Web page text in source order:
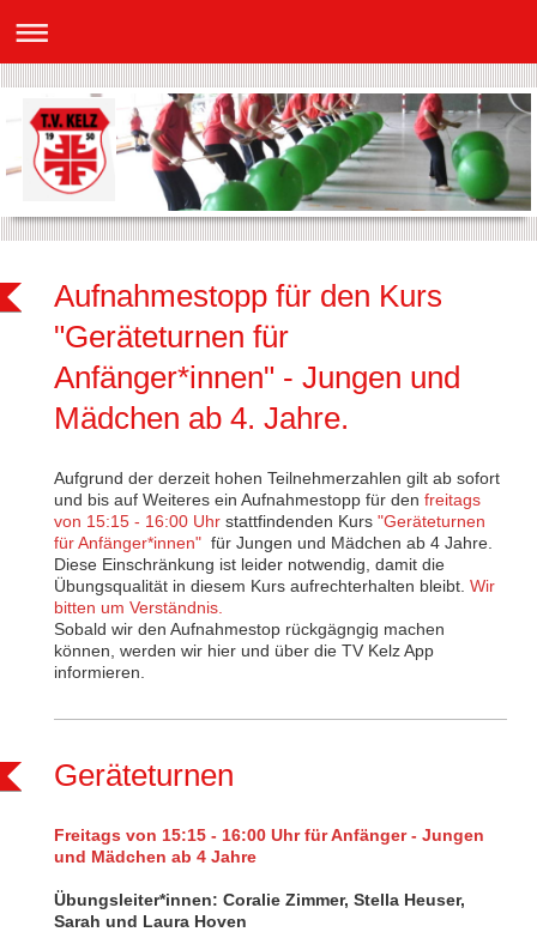
Aufnahmestopp für den Kurs
"Geräteturnen für
Anfänger*innen" - Jungen und
Mädchen ab 4. Jahre.
Aufgrund der derzeit hohen Teilnehmerzahlen gilt ab sofort
und bis auf Weiteres ein Aufnahmestopp für den freitags
von 15:15 - 16:00 Uhr stattfindenden Kurs "Geräteturnen
für Anfänger*innen" für Jungen und Mädchen ab 4 Jahre.
Diese Einschränkung ist leider notwendig, damit die
Übungsqualität in diesem Kurs aufrechterhalten bleibt. Wir
bitten um Verständnis.
Sobald wir den Aufnahmestop rückgägngig machen
können, werden wir hier und über die TV Kelz App
informieren.
Geräteturnen
Freitags von 15:15 - 16:00 Uhr für Anfänger - Jungen
und Mädchen ab 4 Jahre
Übungsleiter*innen: Coralie Zimmer, Stella Heuser,
Sarah und Laura Hoven